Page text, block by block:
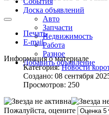
Доска объявлений
Авто
Запчасти
Недвижимость
Работа
Разное
Добавить объявление
Печать
E-mail
Информация о материале
Категория:Новости
Создано: 08 сентября
Просмотров: 250
Пожалуйста, оцените